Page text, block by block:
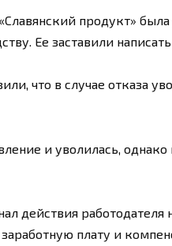
продукт»
Ее заставили
что в случае отказа
и уволилась,
действия
плату и